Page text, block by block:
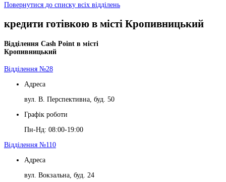
Повернутися до списку всіх відділень
кредити готівкою в місті Кропивницький
Відділення Cash Point в місті
Кропивницький
Відділення №28
Адреса
вул. В. Перспективна, буд. 50
Графік роботи
Пн-Нд: 08:00-19:00
Відділення №110
Адреса
вул. Вокзальна, буд. 24